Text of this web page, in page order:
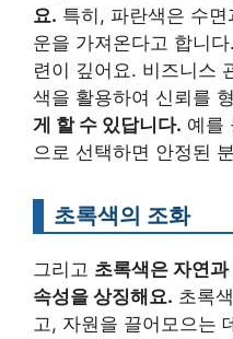
요. 특히, 파란색은 수
운을 가져온다고 합니
련이 깊어요. 비즈니스
색을 활용하여 신뢰를
게 할 수 있답니다. 예를
으로 선택하면 안정된
초록색의 조화
그리고 초록색은 자연과
속성을 상징해요. 초록
고, 자원을 끌어모으는